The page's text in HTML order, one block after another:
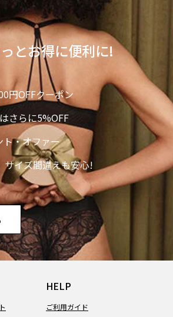
とお得に便利に!
OFFクーポン
らに5%OFF
・オファー
イズ間違えも安心!
HELP
ご利用ガイド